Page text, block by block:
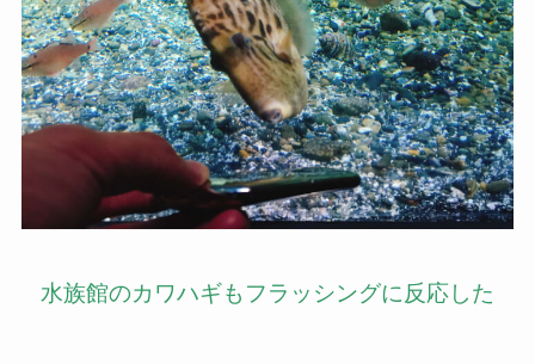
水族館のカワハギもフラッシングに反応した